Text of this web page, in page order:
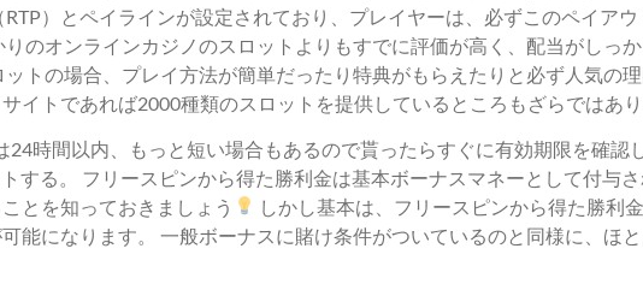
）とペイラインが設定されており、プレイヤーは、必ずこのペイア
のオンラインカジノのスロットよりもすでに評価が高く、配当がしっ
トの場合、プレイ方法が簡単だったり特典がもらえたりと必ず人気の
イトであれば2000種類のスロットを提供しているところもざらではあり
24時間以内、もっと短い場合もあるので貰ったらすぐに有効期限を確認
る。 フリースピンから得た勝利金は基本ボーナスマネーとして付与さ
とを知っておきましょう
しかし基本は、フリースピンから得た勝利
能になります。 一般ボーナスに賭け条件がついているのと同様に、ほ